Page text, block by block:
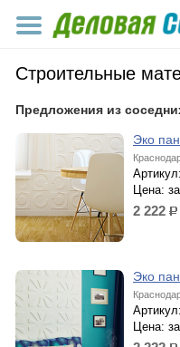
Строительные
Предложения из
Эко
Цена:
2 222 р.
Эко
Цена: